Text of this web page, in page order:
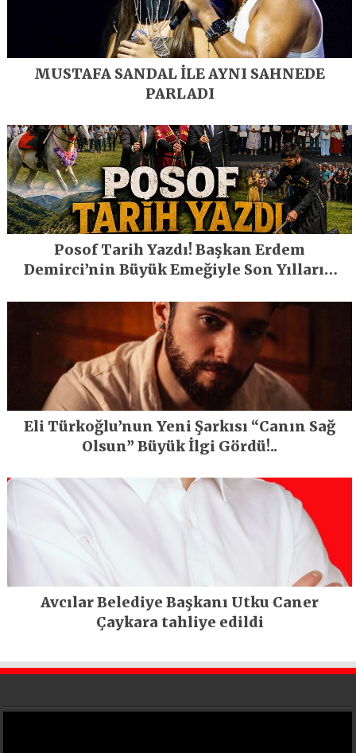
MUSTAFA SANDAL İLE AYNI SAHNEDE
PARLADI
Posof Tarih Yazdı! Başkan Erdem
Demirci’nin Büyük Emeğiyle Son Yılların
Eli Türkoğlu’nun Yeni Şarkısı “Canın Sağ
Olsun” Büyük İlgi Gördü!..
Avcılar Belediye Başkanı Utku Caner
Çaykara tahliye edildi